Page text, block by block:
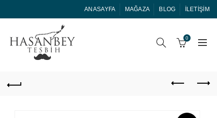
ANASAYFA MAĞAZA BLOG İLETIŞIM
0